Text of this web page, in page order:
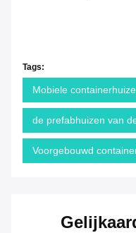
Tags:
Mobiele
de prefabhuizen van
Voorgebouwd